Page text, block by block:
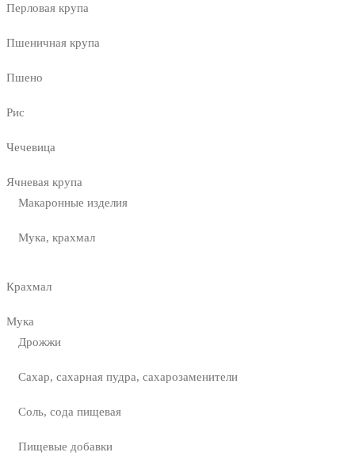
Перловая крупа
Пшеничная крупа
Пшено
Рис
Чечевица
Ячневая крупа
Макаронные изделия
Мука, крахмал
Крахмал
Мука
Дрожжи
Сахар, сахарная пудра, сахарозаменители
Соль, сода пищевая
Пищевые добавки